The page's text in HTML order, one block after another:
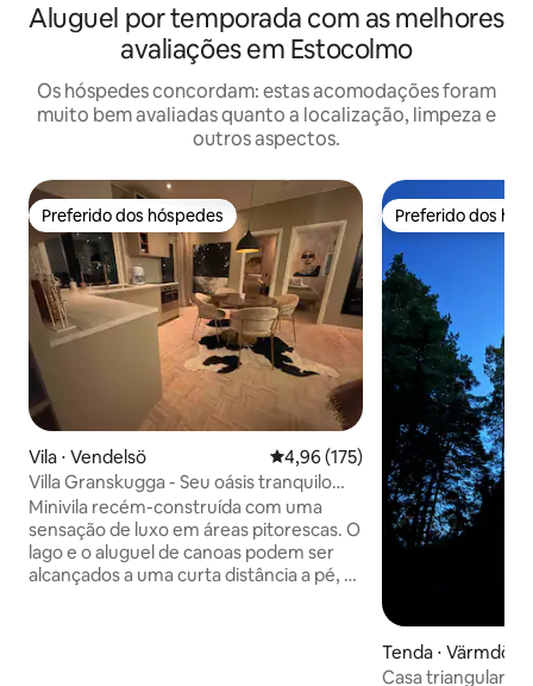
Aluguel por temporada com as melhores
avaliações em Estocolmo
Os hóspedes concordam: estas acomodações foram
muito bem avaliadas quanto a localização, limpeza e
outros aspectos.
Preferido dos hóspedes
Preferido dos hóspedes
Vila ⋅ Vendelsö 4,96 de uma avaliação média de
4,96 (175)
Villa Granskugga - Seu oásis tranquilo
perto da cidade
Minivila recém-construída com uma
sensação de luxo em áreas pitorescas. O
lago e o aluguel de canoas podem ser
alcançados a uma curta distância a pé, a
Preferido dos
Preferido dos
Tenda ⋅ Värmdö
Casa triangular